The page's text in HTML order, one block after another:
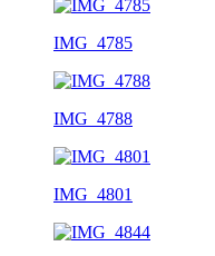
IMG_4785
IMG_4788
IMG_4801